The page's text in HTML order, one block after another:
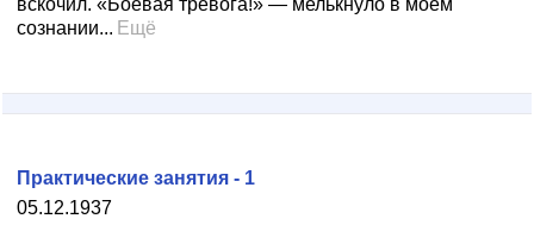
вскочил. «Боевая тревога!» — мелькнуло в моем
сознании... Ещё
05.12.1937
Практические занятия - 1